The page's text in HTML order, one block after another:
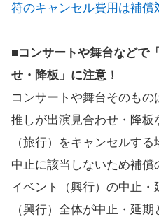
符のキャンセル費用は補償
■コンサートや舞台などで
せ・降板」に注意！
コンサートや舞台そのもの
推しが出演見合わせ・降
（旅行）をキャンセルす
中止に該当しないため補償
イベント（興行）の中止・
（興行）全体が中止・延